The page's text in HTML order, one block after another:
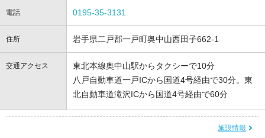
電話 0195-35-3131
住所 岩手県二戸郡一戸町奥中山西田子662-1
交通アクセス
東北本線奥中山駅からタクシーで10分
八戸自動車道一戸ICから国道4号経由で30分。東
北自動車道滝沢ICから国道4号経由で60分
施設情報